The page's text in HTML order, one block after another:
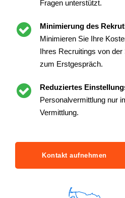
Fragen unterstützt.
Minimierung des
Minimieren Sie Ihre
Ihres Recruitings von
zum Erstgespräch.
Reduziertes
Personalvermittlung nur
Vermittlung.
Kontakt aufnehmen